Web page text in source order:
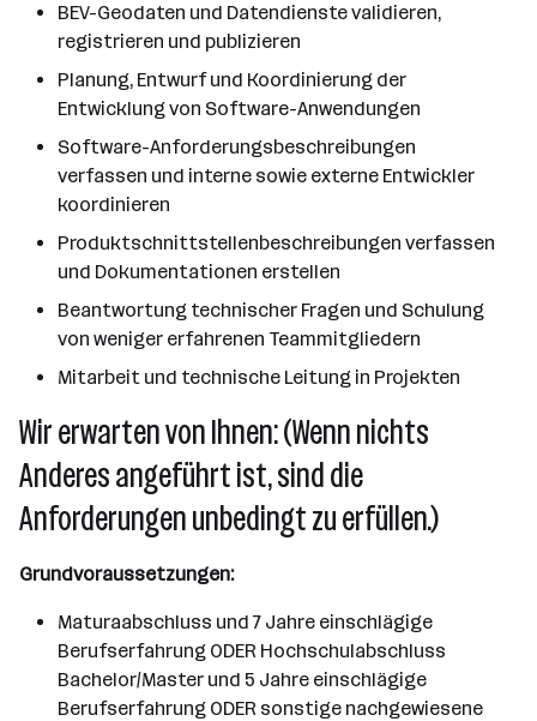
BEV-Geodaten und Datendienste validieren,
registrieren und publizieren
Planung, Entwurf und Koordinierung der
Entwicklung von Software-Anwendungen
Software-Anforderungsbeschreibungen
verfassen und interne sowie externe Entwickler
koordinieren
Produktschnittstellenbeschreibungen verfassen
und Dokumentationen erstellen
Beantwortung technischer Fragen und Schulung
von weniger erfahrenen Teammitgliedern
Mitarbeit und technische Leitung in Projekten
Wir erwarten von Ihnen: (Wenn nichts
Anderes angeführt ist, sind die
Anforderungen unbedingt zu erfüllen.)
Grundvoraussetzungen:
Maturaabschluss und 7 Jahre einschlägige
Berufserfahrung ODER Hochschulabschluss
Bachelor/Master und 5 Jahre einschlägige
Berufserfahrung ODER sonstige nachgewiesene